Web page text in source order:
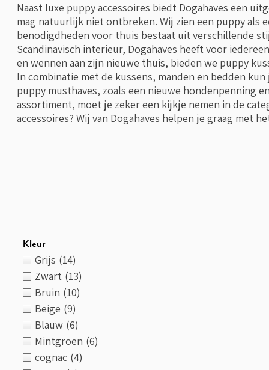
Naast luxe puppy accessoires biedt Dogahaves een
mag natuurlijk niet ontbreken. Wij zien een puppy als
benodigdheden voor thuis bestaat uit verschillende
Scandinavisch interieur, Dogahaves heeft voor
en wennen aan zijn nieuwe thuis, bieden we puppy
In combinatie met de kussens, manden en bedden
puppy musthaves, zoals een nieuwe hondenpenning
assortiment, moet je zeker een kijkje nemen in de
accessoires? Wij van Dogahaves helpen je graag met
Kleur
Grijs (14)
Zwart (13)
Bruin (10)
Beige (9)
Blauw (6)
Mintgroen (6)
cognac (4)